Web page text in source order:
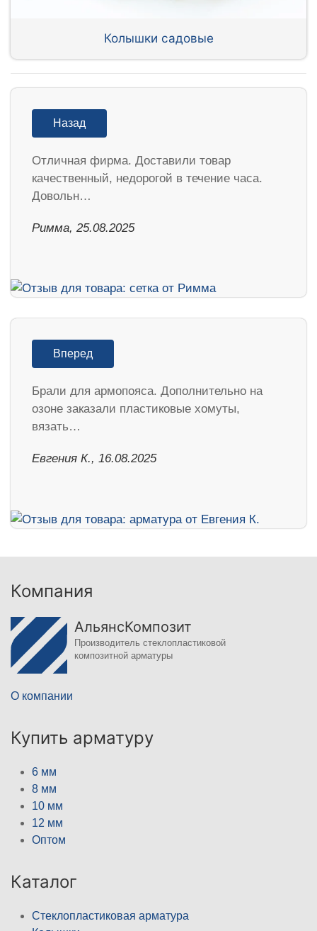
Колышки садовые
Назад
Отличная фирма. Доставили товар
качественный, недорогой в течение часа.
Довольн…
Римма, 25.08.2025
Вперед
Брали для армопояса. Дополнительно на
озоне заказали пластиковые хомуты,
вязать…
Евгения К., 16.08.2025
Компания
АльянсКомпозит
Производитель стеклопластиковой
композитной арматуры
О компании
Купить арматуру
6 мм
8 мм
10 мм
12 мм
Оптом
Каталог
Стеклопластиковая арматура